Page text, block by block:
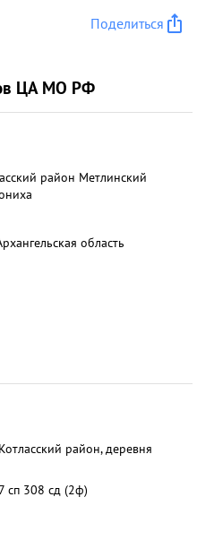
Поделиться
ЦА МО РФ
район Метлинский
область
район, деревня
сп 308 сд (2ф)